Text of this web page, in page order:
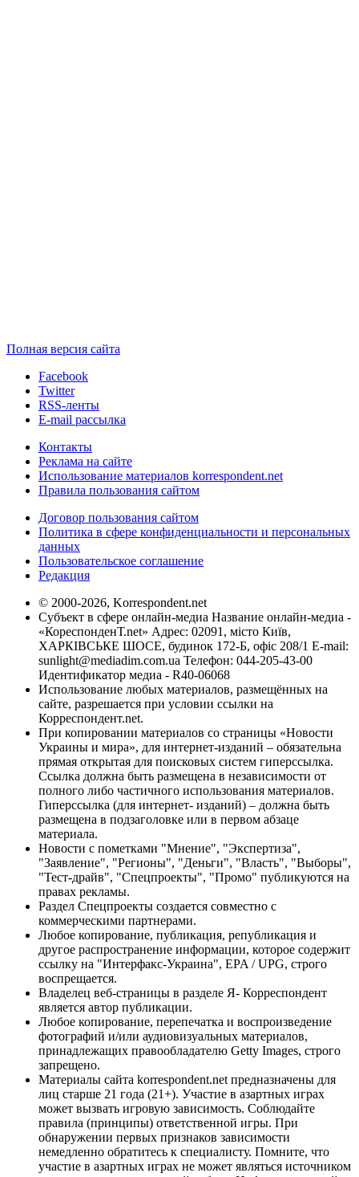
Полная версия сайта
Facebook
Twitter
RSS-ленты
E-mail рассылка
Контакты
Реклама на сайте
Использование материалов korrespondent.net
Правила пользования сайтом
Договор пользования сайтом
Политика в сфере конфиденциальности и персональных
данных
Пользовательское соглашение
Редакция
© 2000-2026, Korrespondent.net
Субъект в сфере онлайн-медиа Название онлайн-медиа -
«КореспонденТ.net» Адрес: 02091, місто Київ,
ХАРКІВСЬКЕ ШОСЕ, будинок 172-Б, офіс 208/1 E-mail:
sunlight@mediadim.com.ua Телефон: 044-205-43-00
Идентификатор медиа - R40-06068
Использование любых материалов, размещённых на
сайте, разрешается при условии ссылки на
Корреспондент.net.
При копировании материалов со страницы «Новости
Украины и мира», для интернет-изданий – обязательна
прямая открытая для поисковых систем гиперссылка.
Ссылка должна быть размещена в независимости от
полного либо частичного использования материалов.
Гиперссылка (для интернет- изданий) – должна быть
размещена в подзаголовке или в первом абзаце
материала.
Новости с пометками "Мнение", "Экспертиза",
"Заявление", "Регионы", "Деньги", "Власть", "Выборы",
"Тест-драйв", "Спецпроекты", "Промо" публикуются на
правах рекламы.
Раздел Спецпроекты создается совместно с
коммерческими партнерами.
Любое копирование, публикация, републикация и
другое распространение информации, которое содержит
ссылку на "Интерфакс-Украина", EPA / UPG, строго
воспрещается.
Владелец веб-страницы в разделе Я- Корреспондент
является автор публикации.
Любое копирование, перепечатка и воспроизведение
фотографий и/или аудиовизуальных материалов,
принадлежащих правообладателю Getty Images, строго
запрещено.
Материалы сайта korrespondent.net предназначены для
лиц старше 21 года (21+). Участие в азартных играх
может вызвать игровую зависимость. Соблюдайте
правила (принципы) ответственной игры. При
обнаружении первых признаков зависимости
немедленно обратитесь к специалисту. Помните, что
участие в азартных играх не может являться источником